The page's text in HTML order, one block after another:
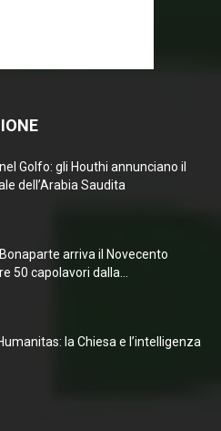
Golfo: gli Houthi annunciano il
dell’Arabia Saudita
arriva il Novecento
50 capolavori dalla...
la Chiesa e l’intelligenza